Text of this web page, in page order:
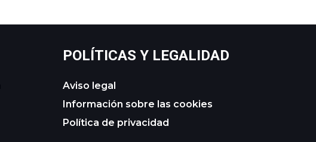
POLÍTICAS Y LEGALIDAD
Aviso legal
Información sobre las cookies
Política de privacidad